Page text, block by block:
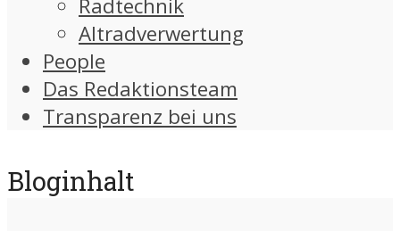
Radtechnik
Altradverwertung
People
Das Redaktionsteam
Transparenz bei uns
Bloginhalt